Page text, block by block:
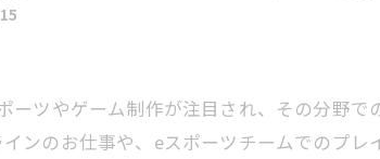
ーツやゲーム制作が注目され、その分野
ンのお仕事や、eスポーツチームでのプ